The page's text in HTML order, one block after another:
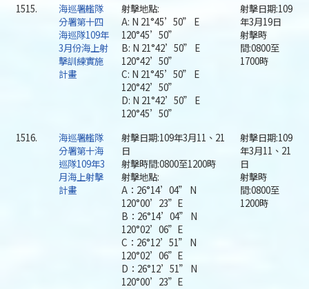
1515.
海巡署艦隊
分署第十四
海巡隊109年
3月份海上射
擊訓練實施
計畫
射擊地點:
A: N 21°45’50” E
120°45’50”
B: N 21°42’50” E
120°42’50”
C: N 21°45’50” E
120°42’50”
D: N 21°42’50” E
120°45’50”
射擊日期:109
年3月19日
射擊時
間:0800至
1700時
1516.
海巡署艦隊
分署第十海
巡隊109年3
月海上射擊
計畫
射擊日期:109年3月11、21
日
射擊時間:0800至1200時
射擊地點:
A：26°14’04” N
120°00’23”E
B：26°14’04” N
120°02’06”E
C：26°12’51” N
120°02’06”E
D：26°12’51” N
120°00’23”E
射擊日期:109
年3月11、21
日
射擊時
間:0800至
1200時